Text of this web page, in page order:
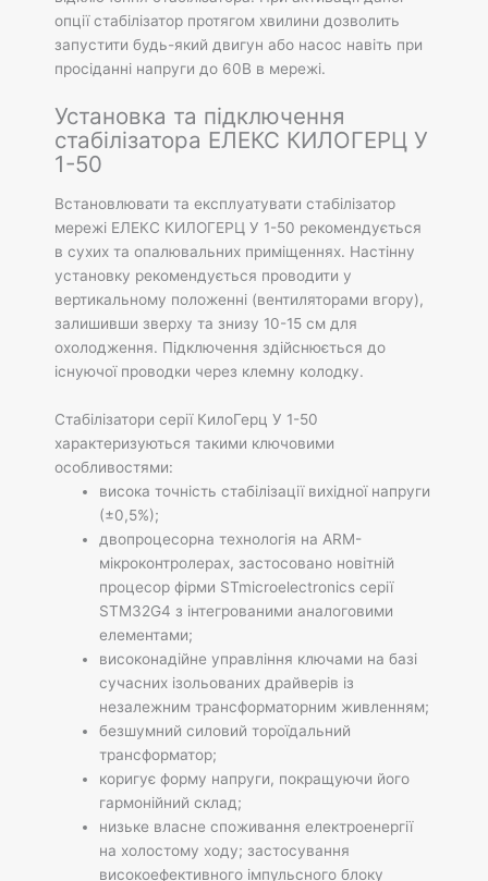
опції стабілізатор протягом хвилини дозволить
запустити будь-який двигун або насос навіть при
просіданні напруги до 60В в мережі.
Установка та підключення
стабілізатора ЕЛЕКС КИЛОГЕРЦ У
1-50
Встановлювати та експлуатувати стабілізатор
мережі ЕЛЕКС КИЛОГЕРЦ У 1-50 рекомендується
в сухих та опалювальних приміщеннях. Настінну
установку рекомендується проводити у
вертикальному положенні (вентиляторами вгору),
залишивши зверху та знизу 10-15 см для
охолодження. Підключення здійснюється до
існуючої проводки через клемну колодку.
Стабілізатори серії КилоГерц У 1-50
характеризуються такими ключовими
особливостями:
висока точність стабілізації вихідної напруги
(±0,5%);
двопроцесорна технологія на ARM-
мікроконтролерах, застосовано новітній
процесор фірми STmicroelectronics серії
STM32G4 з інтегрованими аналоговими
елементами;
високонадійне управління ключами на базі
сучасних ізольованих драйверів із
незалежним трансформаторним живленням;
безшумний силовий тороїдальний
трансформатор;
коригує форму напруги, покращуючи його
гармонійний склад;
низьке власне споживання електроенергії
на холостому ходу; застосування
високоефективного імпульсного блоку